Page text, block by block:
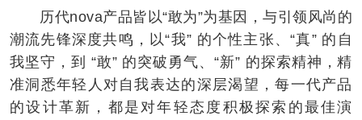
历代nova产品皆以“敢为”为基因，与引领风尚的
潮流先锋深度共鸣，以“我” 的个性主张、“真” 的自
我坚守，到 “敢” 的突破勇气、“新” 的探索精神，精
准洞悉年轻人对自我表达的深层渴望，每一代产品
的设计革新，都是对年轻态度积极探索的最佳演